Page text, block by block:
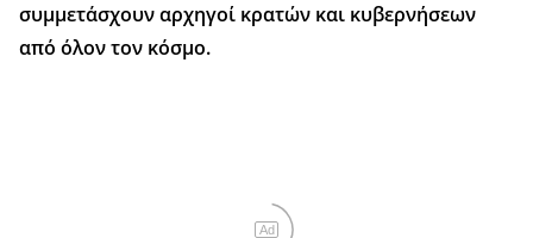
συμμετάσχουν αρχηγοί κρατών και κυβερνήσεων
από όλον τον κόσμο.
Ad